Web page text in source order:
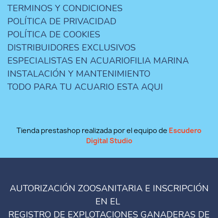
TERMINOS Y CONDICIONES
POLÍTICA DE PRIVACIDAD
POLÍTICA DE COOKIES
DISTRIBUIDORES EXCLUSIVOS
ESPECIALISTAS EN ACUARIOFILIA MARINA
INSTALACIÓN Y MANTENIMIENTO
TODO PARA TU ACUARIO ESTA AQUI
Tienda prestashop realizada por el equipo de Escudero
Digital Studio
AUTORIZACIÓN ZOOSANITARIA E INSCRIPCIÓN
EN EL
REGISTRO DE EXPLOTACIONES GANADERAS DE